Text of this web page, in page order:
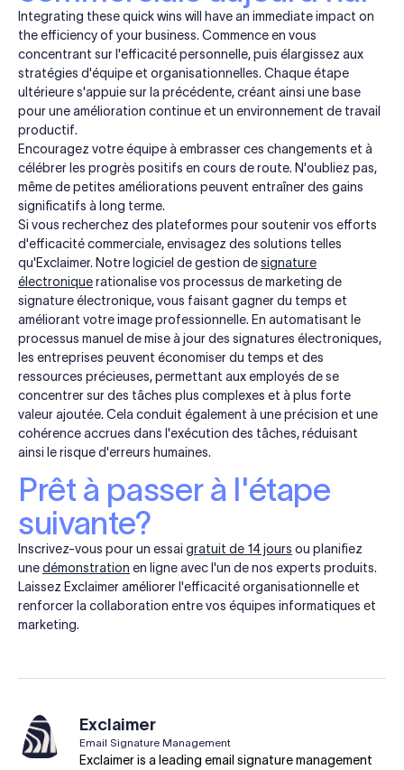
Integrating these quick wins will have an immediate impact on
the efficiency of your business. Commence en vous
concentrant sur l'efficacité personnelle, puis élargissez aux
stratégies d'équipe et organisationnelles. Chaque étape
ultérieure s'appuie sur la précédente, créant ainsi une base
pour une amélioration continue et un environnement de travail
productif.
Encouragez votre équipe à embrasser ces changements et à
célébrer les progrès positifs en cours de route. N'oubliez pas,
même de petites améliorations peuvent entraîner des gains
significatifs à long terme.
Si vous recherchez des plateformes pour soutenir vos efforts
d'efficacité commerciale, envisagez des solutions telles
qu'Exclaimer. Notre logiciel de gestion designature
électroniquerationalise vos processus de marketing de
signature électronique, vous faisant gagner du temps et
améliorant votre image professionnelle. En automatisant le
processus manuel de mise à jour des signatures électroniques,
les entreprises peuvent économiser du temps et des
ressources précieuses, permettant aux employés de se
concentrer sur des tâches plus complexes et à plus forte
valeur ajoutée. Cela conduit également à une précision et une
cohérence accrues dans l'exécution des tâches, réduisant
ainsi le risque d'erreurs humaines.
Prêt à passer à l'étape
suivante?
Inscrivez-vous pour un essai gratuit de 14 jours ou planifiez
unedémonstration en ligne avec l'un de nos experts produits.
Laissez Exclaimer améliorer l'efficacité organisationnelle et
renforcer la collaboration entre vos équipes informatiques et
marketing.
Exclaimer
Email Signature Management
Exclaimer is a leading email signature management